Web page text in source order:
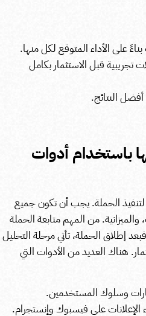
بناءً على الأداء المتوقع لكل منها.
قبل الاستثمار بكامل
النتائج.
باستخدام أدوات
الحملة. يجب أن تكون جميع
من المهم متابعة الحملة
فبعد إطلاق الحملة، تأتي مرحلة التحليل
هناك العديد من الأدوات التي
وسلوك المستخدمين.
الإعلانات على فيسبوك وإنستجرام.